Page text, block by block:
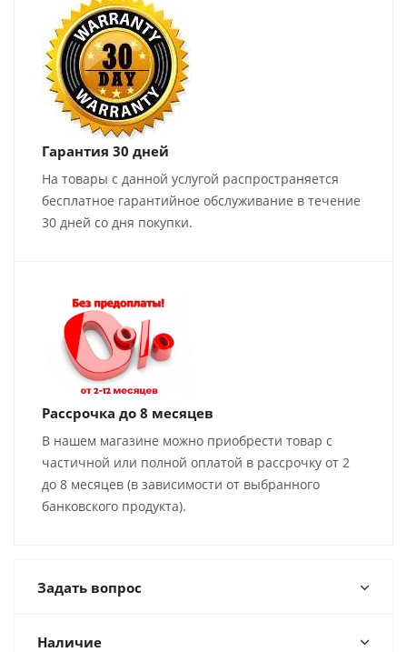
Гарантия 30 дней
На товары с данной услугой распространяется
бесплатное гарантийное обслуживание в течение
30 дней со дня покупки.
Рассрочка до 8 месяцев
В нашем магазине можно приобрести товар с
частичной или полной оплатой в рассрочку от 2
до 8 месяцев (в зависимости от выбранного
банковского продукта).
Задать вопрос
Наличие